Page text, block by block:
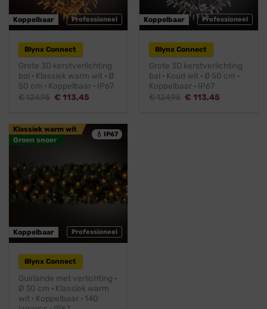
Professioneel
Koppelbaar
Blynx Connect
Grote 3D kerstverlichting
bol · Klassiek warm wit · Ø
50 cm · Koppelbaar · IP67
€124,95 Oorspronkelijke
€ 113,45
Professioneel
Koppelbaar
Blynx Connect
Grote 3D kerstverlichting
bal · Koud wit · Ø 50 cm ·
Koppelbaar · IP67
€124,95 Oorspronkelijke
€ 113,45
💧 IP67
Professioneel
Klassiek warm wit
Groen snoer
Koppelbaar
Blynx Connect
Guirlande met verlichting ·
Ø 30 cm · Klassiek warm
wit · Koppelbaar · 140